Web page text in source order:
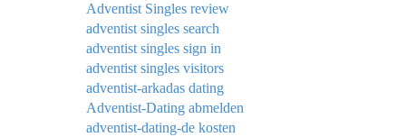
Adventist Singles review
adventist singles search
adventist singles sign in
adventist singles visitors
adventist-arkadas dating
Adventist-Dating abmelden
adventist-dating-de kosten